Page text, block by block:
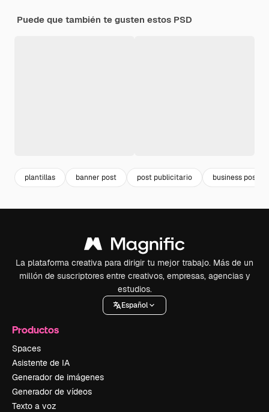
Puede que también te gusten estos PSD
plantillas banner post post publicitario business post
La plataforma creativa para dirigir tu mejor trabajo. Más de un
millón de suscriptores entre creativos, empresas, agencias y
estudios.
Español
Productos
Spaces
Asistente de IA
Generador de imágenes
Generador de vídeos
Texto a voz